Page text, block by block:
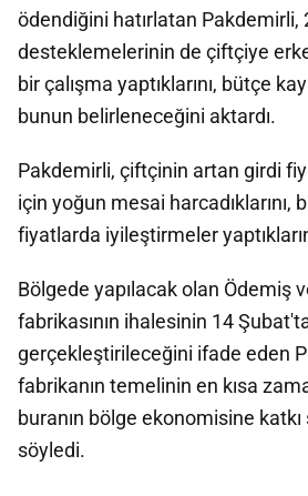
ödendiğini hatırlatan Pakdemirli,
desteklemelerinin de çiftçiye
bir çalışma yaptıklarını, bütçe
bunun belirleneceğini aktardı.
Pakdemirli, çiftçinin artan girdi
için yoğun mesai harcadıklarını,
fiyatlarda iyileştirmeler
Bölgede yapılacak olan Ödemiş
fabrikasının ihalesinin 14
gerçekleştirileceğini ifade eden
fabrikanın temelinin en kısa
buranın bölge ekonomisine katkı
söyledi.